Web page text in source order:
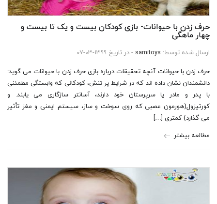
حرف زدن با حیوانات- بازی کودکان بیست و یک تا بیست و
چهار ماهگی
ارسال شده توسط: samitoys - در تاریخ 1399-03-07
حرف زدن با حیوانات آنچه تحقیقات درباره بازی حرف زدن با حیوانات می گوید:
دانشمندان نشان داده اند که در شرایط پر تنش، کودکانی که وابستگی مطمئنی
با پدر و مادر یا سرپرستان خود دارند، آسانتر سازگاری می یابند. و
کورتیزول(هورمون عصبی که روی سوخت و ساز، سیستم ایمنی و مغز تأثیر
می گذارد) کمتری […]
مطالعه بیشتر